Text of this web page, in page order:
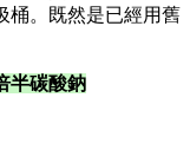
桶。既然是已經用舊
半碳酸鈉